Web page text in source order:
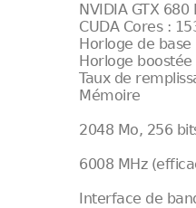
NVIDIA GTX 680
CUDA Cores :
Horloge de base
Horloge boostée
Taux de
Mémoire
2048 Mo, 256
6008 MHz
Interface de